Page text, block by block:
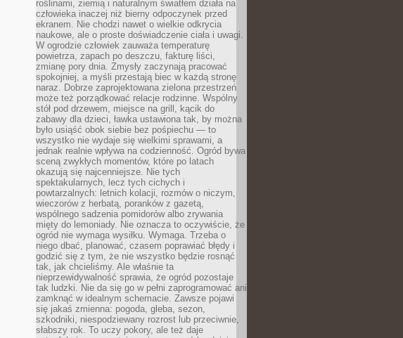
roślinami, ziemią i naturalnym światłem działa na
człowieka inaczej niż bierny odpoczynek przed
ekranem. Nie chodzi nawet o wielkie odkrycia
naukowe, ale o proste doświadczenie ciała i uwagi.
W ogrodzie człowiek zauważa temperaturę
powietrza, zapach po deszczu, fakturę liści,
zmianę pory dnia. Zmysły zaczynają pracować
spokojniej, a myśli przestają biec w każdą stronę
naraz. Dobrze zaprojektowana zielona przestrzeń
może też porządkować relacje rodzinne. Wspólny
stół pod drzewem, miejsce na grill, kącik do
zabawy dla dzieci, ławka ustawiona tak, by można
było usiąść obok siebie bez pośpiechu — to
wszystko nie wydaje się wielkimi sprawami, a
jednak realnie wpływa na codzienność. Ogród bywa
sceną zwykłych momentów, które po latach
okazują się najcenniejsze. Nie tych
spektakularnych, lecz tych cichych i
powtarzalnych: letnich kolacji, rozmów o niczym,
wieczorów z herbatą, poranków z gazetą,
wspólnego sadzenia pomidorów albo zrywania
mięty do lemoniady. Nie oznacza to oczywiście, że
ogród nie wymaga wysiłku. Wymaga. Trzeba o
niego dbać, planować, czasem poprawiać błędy i
godzić się z tym, że nie wszystko będzie rosnąć
tak, jak chcieliśmy. Ale właśnie ta
nieprzewidywalność sprawia, że ogród pozostaje
tak ludzki. Nie da się go w pełni zaprogramować ani
zamknąć w idealnym schemacie. Zawsze pojawi
się jakaś zmienna: pogoda, gleba, sezon,
szkodniki, niespodziewany rozrost lub przeciwnie,
słabszy rok. To uczy pokory, ale też daje